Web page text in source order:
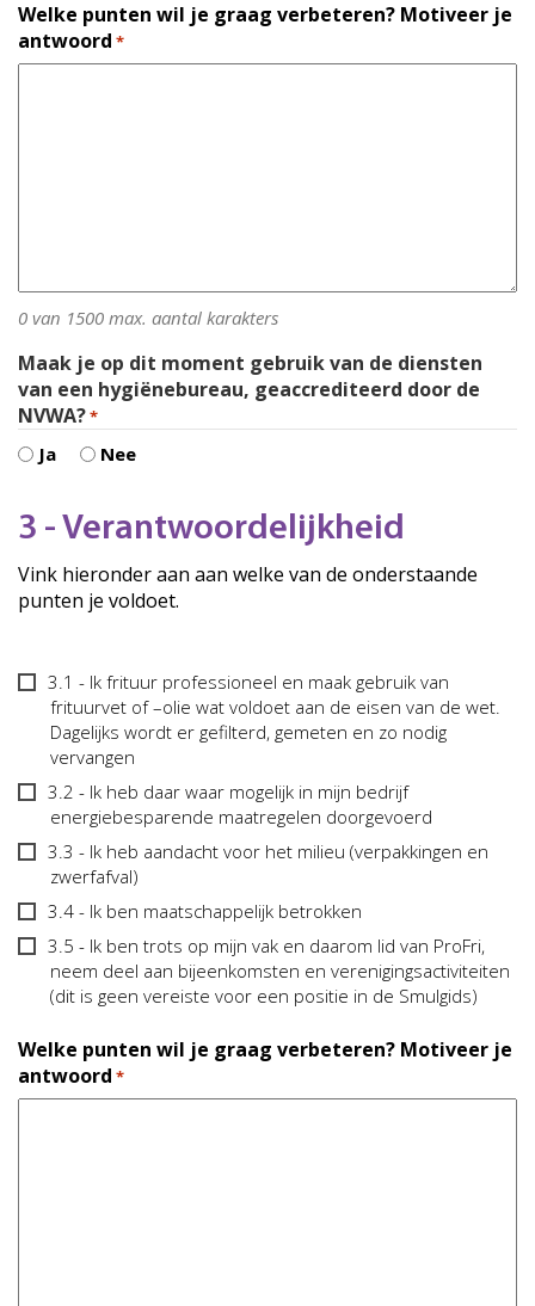
Welke punten wil je graag verbeteren? Motiveer je
antwoord *
0 van 1500 max. aantal karakters
Maak je op dit moment gebruik van de diensten
van een hygiënebureau, geaccrediteerd door de
NVWA?*
Ja Nee
3 - Verantwoordelijkheid
Vink hieronder aan aan welke van de onderstaande
punten je voldoet.
Opsomming
Verantwoordelijkheid
3.1 - Ik frituur professioneel en maak gebruik van
frituurvet of –olie wat voldoet aan de eisen van de wet.
Dagelijks wordt er gefilterd, gemeten en zo nodig
vervangen
3.2 - Ik heb daar waar mogelijk in mijn bedrijf
energiebesparende maatregelen doorgevoerd
3.3 - Ik heb aandacht voor het milieu (verpakkingen en
zwerfafval)
3.4 - Ik ben maatschappelijk betrokken
3.5 - Ik ben trots op mijn vak en daarom lid van ProFri,
neem deel aan bijeenkomsten en verenigingsactiviteiten
(dit is geen vereiste voor een positie in de Smulgids)
Welke punten wil je graag verbeteren? Motiveer je
antwoord *